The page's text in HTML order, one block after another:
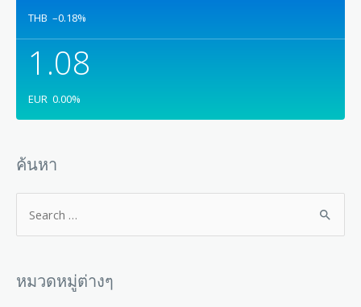
THB –0.18%
1.08
EUR 0.00%
ค้นหา
หมวดหมู่ต่างๆ